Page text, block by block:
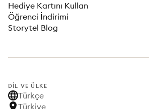
Hediye Kartını Kullan
Öğrenci İndirimi
Storytel Blog
DIL VE ÜLKE
Türkçe
Türkiye